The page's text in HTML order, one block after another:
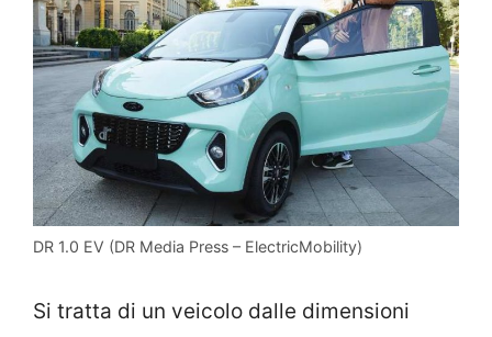
DR 1.0 EV (DR Media Press – ElectricMobility)
Si tratta di un veicolo dalle dimensioni